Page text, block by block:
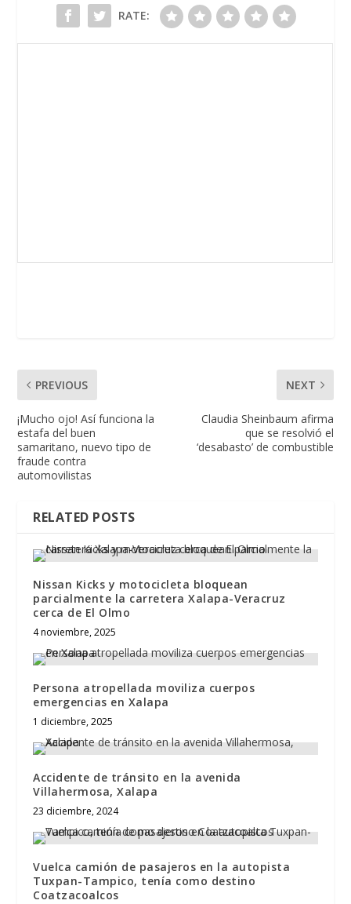
RATE:
PREVIOUS
¡Mucho ojo! Así funciona la
estafa del buen
samaritano, nuevo tipo de
fraude contra
automovilistas
NEXT
Claudia Sheinbaum afirma
que se resolvió el
‘desabasto’ de combustible
RELATED POSTS
Nissan Kicks y motocicleta bloquean
parcialmente la carretera Xalapa-Veracruz
cerca de El Olmo
4 noviembre, 2025
Persona atropellada moviliza cuerpos
emergencias en Xalapa
1 diciembre, 2025
Accidente de tránsito en la avenida
Villahermosa, Xalapa
23 diciembre, 2024
Vuelca camión de pasajeros en la autopista
Tuxpan-Tampico, tenía como destino
Coatzacoalcos